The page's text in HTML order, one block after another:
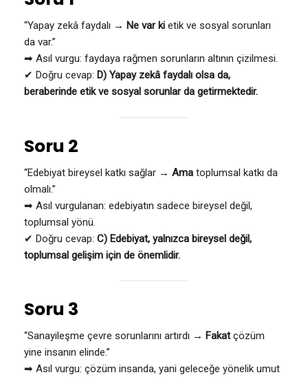
“Yapay zekâ faydalı → Ne var ki etik ve sosyal sorunları
da var.”
➡ Asıl vurgu: faydaya rağmen sorunların altının çizilmesi.
✔ Doğru cevap: D) Yapay zekâ faydalı olsa da,
beraberinde etik ve sosyal sorunlar da getirmektedir.
Soru 2
“Edebiyat bireysel katkı sağlar → Ama toplumsal katkı da
olmalı.”
➡ Asıl vurgulanan: edebiyatın sadece bireysel değil,
toplumsal yönü.
✔ Doğru cevap: C) Edebiyat, yalnızca bireysel değil,
toplumsal gelişim için de önemlidir.
Soru 3
“Sanayileşme çevre sorunlarını artırdı → Fakatçözüm
yine insanın elinde.”
➡ Asıl vurgu: çözüm insanda, yani geleceğe yönelik umut